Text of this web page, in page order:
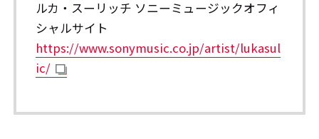
ルカ・スーリッチ ソニーミュージックオフィ
シャルサイト
https://www.sonymusic.co.jp/artist/lukasul
ic/